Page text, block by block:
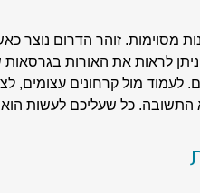
מסוימות. זוהר הדרום
לראות את האורות
לעמוד מול קרחונים
כל שעליכם לעשות הוא